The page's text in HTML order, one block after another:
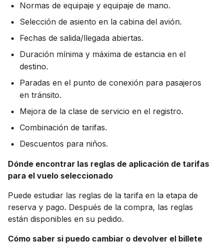
Normas de equipaje y equipaje de mano.
Selección de asiento en la cabina del avión.
Fechas de salida/llegada abiertas.
Duración mínima y máxima de estancia en el
destino.
Paradas en el punto de conexión para pasajeros
en tránsito.
Mejora de la clase de servicio en el registro.
Combinación de tarifas.
Descuentos para niños.
Dónde encontrar las reglas de aplicación de tarifas
para el vuelo seleccionado
Puede estudiar las reglas de la tarifa en la etapa de
reserva y pago. Después de la compra, las reglas
están disponibles en su pedido.
Cómo saber si puedo cambiar o devolver el billete